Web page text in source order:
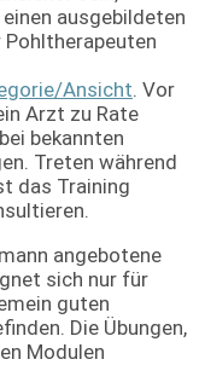
ausgebildeten
Ansicht. Vor
Arzt zu Rate
bekannten
Treten während
das Training
angebotene
sich nur für
guten
Die Übungen,
Modulen